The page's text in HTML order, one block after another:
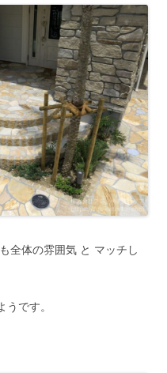
も全体の雰囲気 と マッチし
です。